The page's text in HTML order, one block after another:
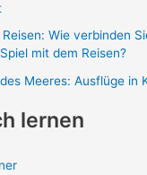
Wie verbinden
mit dem Reisen?
Meeres: Ausflüge in
lernen